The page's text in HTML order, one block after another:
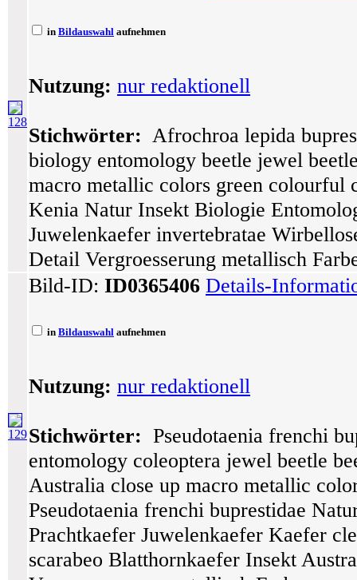
128
in Bildauswahl aufnehmen
Nutzung: nur redaktionell
Stichwörter: Afrochroa lepida
biology entomology beetle jewel
macro metallic colors green colourful
Kenia Natur Insekt Biologie
Juwelenkaefer invertebratae
Detail Vergroesserung metallisch
129
Bild-ID: ID0365406 Details-
in Bildauswahl aufnehmen
Nutzung: nur redaktionell
Stichwörter: Pseudotaenia frenchi
entomology coleoptera jewel beetle
Australia close up macro metallic
Pseudotaenia frenchi buprestidae
Prachtkaefer Juwelenkaefer Kaefer
scarabeo Blatthornkaefer Insekt